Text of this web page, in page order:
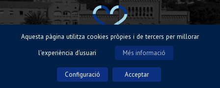
Avisos legals|Política de Cookies
de privacitat
Aquesta pàgina utilitza cookies pròpies i de tercers per millorar
l'experiència d'usuari
Més informació
Configuració Acceptar